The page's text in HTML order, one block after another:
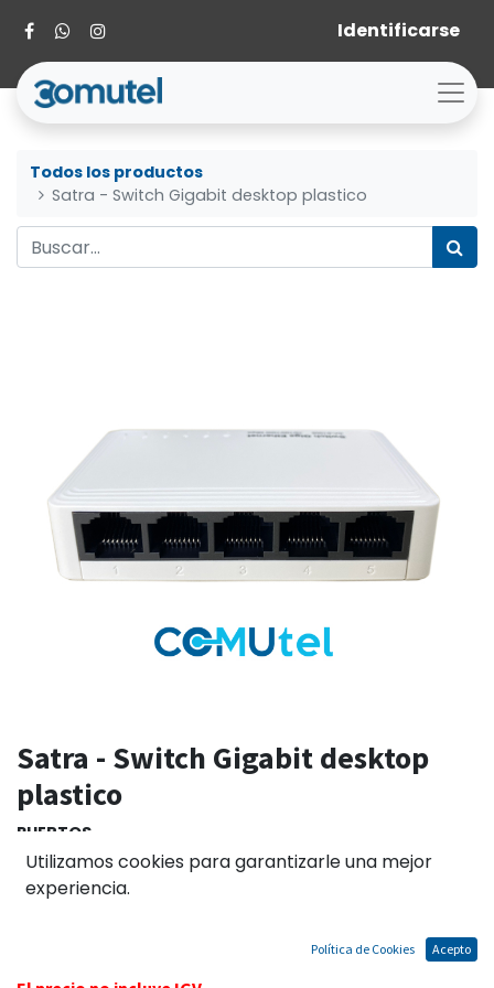
Identificarse
Todos los productos
Satra - Switch Gigabit desktop plastico
Satra - Switch Gigabit desktop
plastico
PUERTOS
5 8
Utilizamos cookies para garantizarle una mejor
experiencia.
Política de Cookies Acepto